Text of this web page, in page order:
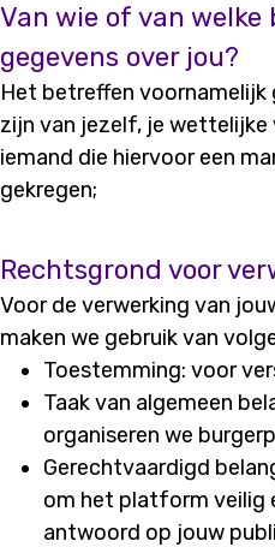
Van wie of van welke
gegevens over jou?
Het betreffen
zijn van jezelf, je
iemand die hiervoor een
gekregen;
Rechtsgrond voor
Voor de verwerking van
maken we gebruik van
Toestemming: voor
Taak van algemeen
organiseren we
Gerechtvaardigd
om het platform veilig
antwoord op jouw